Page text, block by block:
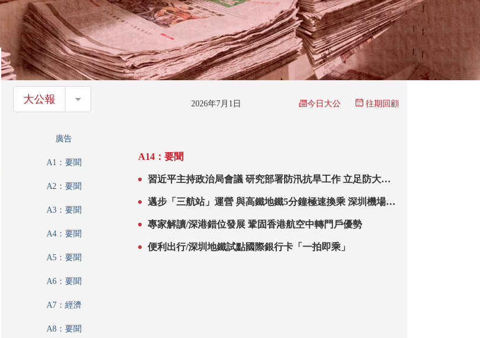
大公報 大公報 2026年7月1日 今日大公 往期回顧
廣告
A1：要聞
A2：要聞
A3：要聞
A4：要聞
A5：要聞
A6：要聞
A7：經濟
A8：要聞
A14：要聞
習近平主持政治局會議 研究部署防汛抗旱工作 立足防大汛
邁步「三航站」運營 與高鐵地鐵5分鐘極速換乘 深圳機場擴
專家解讀/深港錯位發展 鞏固香港航空中轉門戶優勢
便利出行/深圳地鐵試點國際銀行卡「一拍即乘」